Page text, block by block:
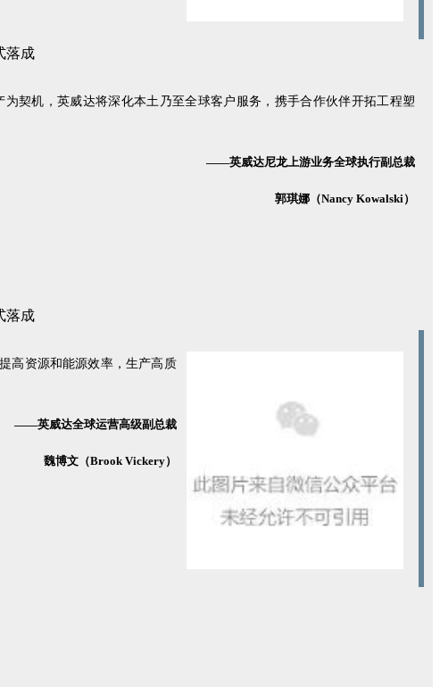
契机，英威达将深化本土乃至全球客户服务，携手合作伙伴开拓工程塑
——英威达尼龙上游业务全球执行副总裁
郭琪娜（Nancy Kowalski）
高资源和能源效率，生产高质
——英威达全球运营高级副总裁
魏博文（Brook Vickery）